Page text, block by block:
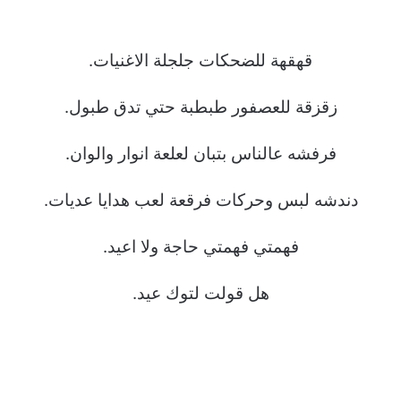
قهقهة للضحكات جلجلة الاغنيات.
زقزقة للعصفور طبطبة حتي تدق طبول.
فرفشه عالناس بتبان لعلعة انوار والوان.
دندشه لبس وحركات فرقعة لعب هدايا عديات.
فهمتي فهمتي حاجة ولا اعيد.
هل قولت لتوك عيد.